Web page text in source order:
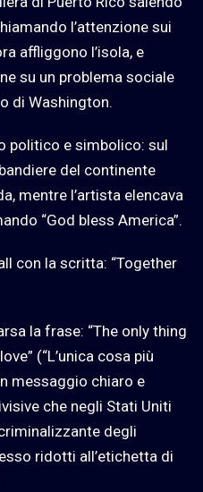
l’attenzione sui
affliggono l’isola, e
su un problema sociale
di Washington.
politico e simbolico: sul
del continente
mentre l’artista elencava
“God bless America”.
con la scritta: “Together
la frase: “The only thing
(“L’unica cosa più
messaggio chiaro e
che negli Stati Uniti
degli
ridotti all’etichetta di